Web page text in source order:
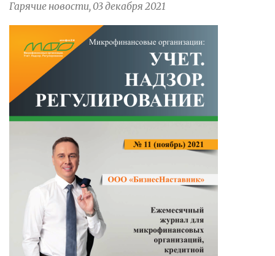
Гарячие новости, 03 декабря 2021